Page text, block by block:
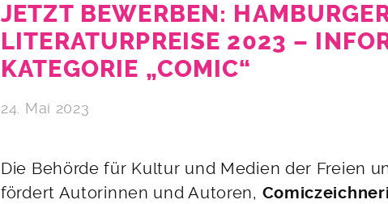
JETZT BEWERBEN:
LITERATURPREISE 2023 –
KATEGORIE „COMIC“
24. Mai 2023
Die Behörde für Kultur und Medien der Freien
fördert Autorinnen und Autoren,